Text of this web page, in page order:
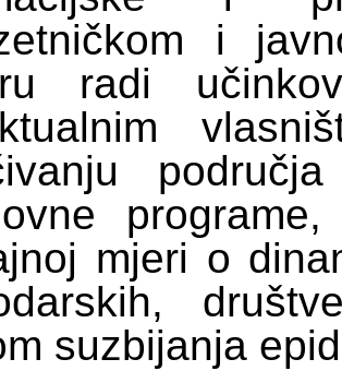
i
radi
mjeri o
suzbijanja